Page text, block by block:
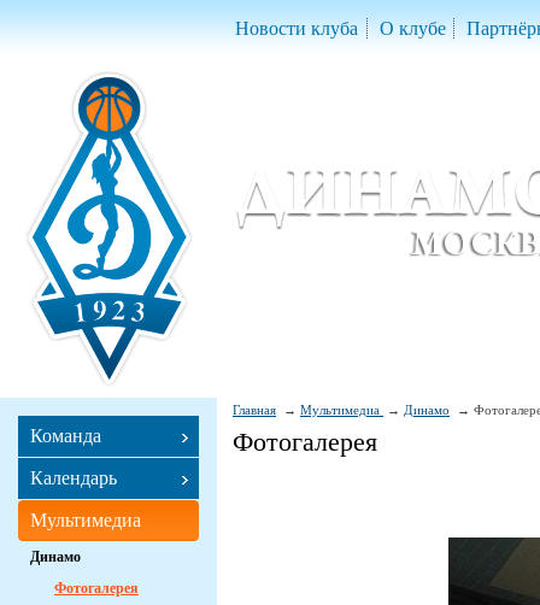
Новости клуба О клубе
Главная Мультимедиа Динамо
Фотогалерея
Команда
Календарь
Мультимедиа
Динамо
Фотогалерея